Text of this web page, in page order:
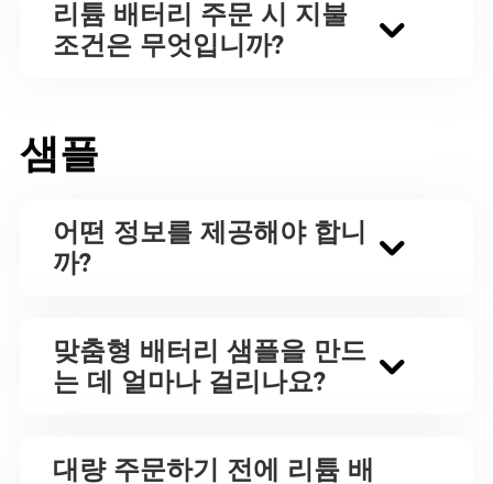
리튬 배터리 주문 시 지불
조건은 무엇입니까?
샘플
어떤 정보를 제공해야 합니
까?
맞춤형 배터리 샘플을 만드
는 데 얼마나 걸리나요?
대량 주문하기 전에 리튬 배